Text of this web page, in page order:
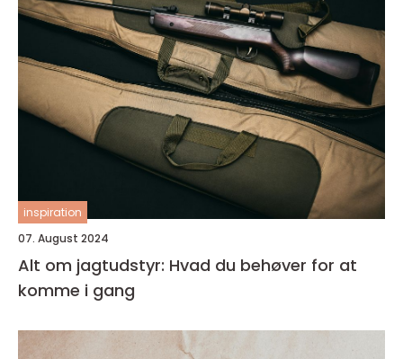
inspiration
07. August 2024
Alt om jagtudstyr: Hvad du behøver for at
komme i gang